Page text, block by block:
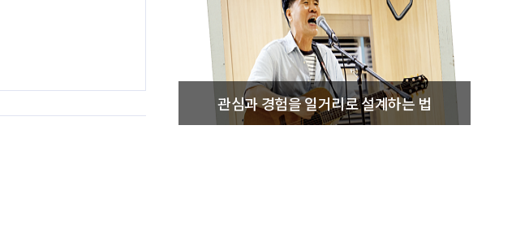
관심과 경험을 일거리로 설계하는 법